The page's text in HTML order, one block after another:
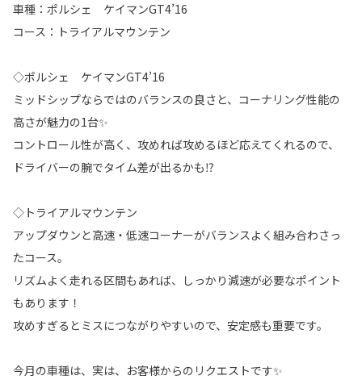
車種：ポルシェ ケイマンGT4’16
コース：トライアルマウンテン
◇ポルシェ ケイマンGT4’16
ミッドシップならではのバランスの良さと、コーナリング性能の
高さが魅力の1台✨
コントロール性が高く、攻めれば攻めるほど応えてくれるので、
ドライバーの腕でタイム差が出るかも⁉
◇トライアルマウンテン
アップダウンと高速・低速コーナーがバランスよく組み合わさっ
たコース。
リズムよく走れる区間もあれば、しっかり減速が必要なポイント
もあります！
攻めすぎるとミスにつながりやすいので、安定感も重要です。
今月の車種は、実は、お客様からのリクエストです✨